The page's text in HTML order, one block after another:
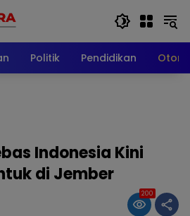
Politik Pendidikan
Indonesia Kini
di Jember
200